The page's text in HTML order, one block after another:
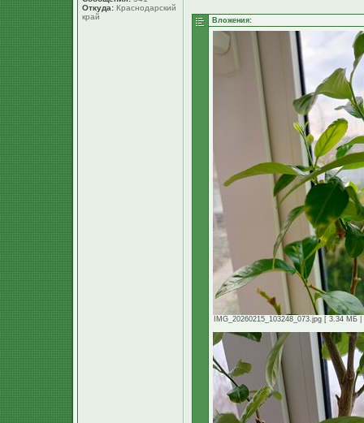
Откуда: Краснодарский
край
Вложения:
IMG_20260215_103248_073.jpg [ 3.34 МБ